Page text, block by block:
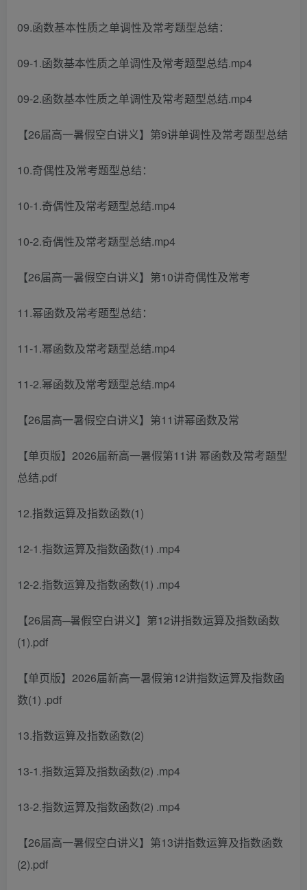
09.函数基本性质之单调性及常考题型总结：
09-1.函数基本性质之单调性及常考题型总结.mp4
09-2.函数基本性质之单调性及常考题型总结.mp4
【26届高一暑假空白讲义】第9讲单调性及常考题型总结
10.奇偶性及常考题型总结：
10-1.奇偶性及常考题型总结.mp4
10-2.奇偶性及常考题型总结.mp4
【26届高一暑假空白讲义】第10讲奇偶性及常考
11.幂函数及常考题型总结：
11-1.幂函数及常考题型总结.mp4
11-2.幂函数及常考题型总结.mp4
【26届高一暑假空白讲义】第11讲幂函数及常
【单页版】2026届新高一暑假第11讲 幂函数及常考题型
总结.pdf
12.指数运算及指数函数(1)
12-1.指数运算及指数函数(1) .mp4
12-2.指数运算及指数函数(1) .mp4
【26届高─暑假空白讲义】第12讲指数运算及指数函数
(1).pdf
【单页版】2026届新高一暑假第12讲指数运算及指数函
数(1) .pdf
13.指数运算及指数函数(2)
13-1.指数运算及指数函数(2) .mp4
13-2.指数运算及指数函数(2) .mp4
【26届高一暑假空白讲义】第13讲指数运算及指数函数
(2).pdf